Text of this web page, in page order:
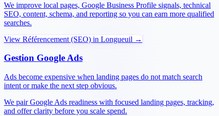
We improve local pages, Google Business Profile signals, technical
SEO, content, schema, and reporting so you can earn more qualified
searches.
View Référencement (SEO) in Longueuil →
Gestion Google Ads
Ads become expensive when landing pages do not match search
intent or make the next step obvious.
We pair Google Ads readiness with focused landing pages, tracking,
and offer clarity before you scale spend.